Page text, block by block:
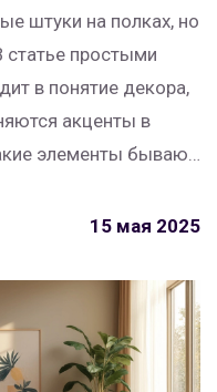
штуки на полках, но
статье простыми
в понятие декора,
акценты в
элементы бывают
Практические
в любой дом без
новым углом.
15 мая 2025